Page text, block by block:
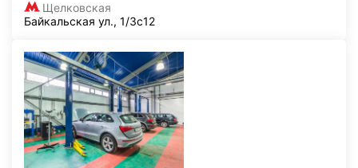
Щелковская
Байкальская ул., 1/3с12